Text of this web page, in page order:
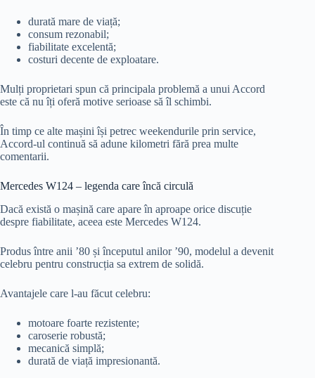
durată mare de viață;
consum rezonabil;
fiabilitate excelentă;
costuri decente de exploatare.
Mulți proprietari spun că principala problemă a unui Accord
este că nu îți oferă motive serioase să îl schimbi.
În timp ce alte mașini își petrec weekendurile prin service,
Accord-ul continuă să adune kilometri fără prea multe
comentarii.
Mercedes W124 – legenda care încă circulă
Dacă există o mașină care apare în aproape orice discuție
despre fiabilitate, aceea este Mercedes W124.
Produs între anii ’80 și începutul anilor ’90, modelul a devenit
celebru pentru construcția sa extrem de solidă.
Avantajele care l-au făcut celebru:
motoare foarte rezistente;
caroserie robustă;
mecanică simplă;
durată de viață impresionantă.